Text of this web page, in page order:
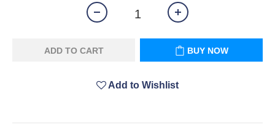
ADD TO CART BUY NOW
Add to Wishlist